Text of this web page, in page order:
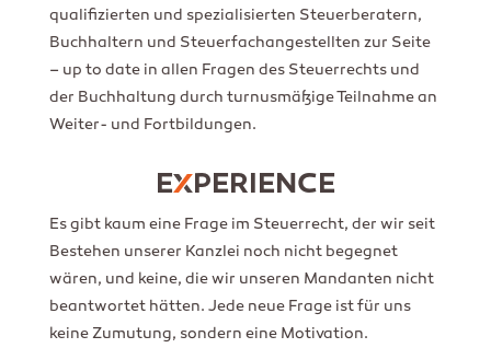
qualifizierten und spezialisierten Steuerberatern,
Buchhaltern und Steuerfachangestellten zur Seite
– up to date in allen Fragen des Steuerrechts und
der Buchhaltung durch turnusmäßige Teilnahme an
Weiter- und Fortbildungen.
E PERIENCE
Es gibt kaum eine Frage im Steuerrecht, der wir seit
Bestehen unserer Kanzlei noch nicht begegnet
wären, und keine, die wir unseren Mandanten nicht
beantwortet hätten. Jede neue Frage ist für uns
keine Zumutung, sondern eine Motivation.